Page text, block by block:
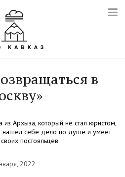
в
из Архыза, который не стал юристом,
нашел себе дело по душе и умеет
постояльцев
2022